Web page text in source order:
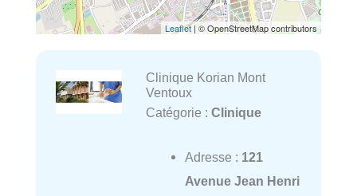
Leaflet| © OpenStreetMap contributors
Clinique Korian Mont
Ventoux
Catégorie : Clinique
Adresse : 121
Avenue Jean Henri